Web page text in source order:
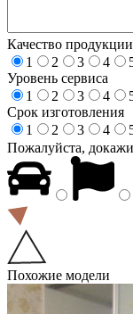
Качество продукции
1
2 3 4
Уровень сервиса
1
2 3 4
Срок изготовления
1
2 3 4
Пожалуйста,
Похожие модели